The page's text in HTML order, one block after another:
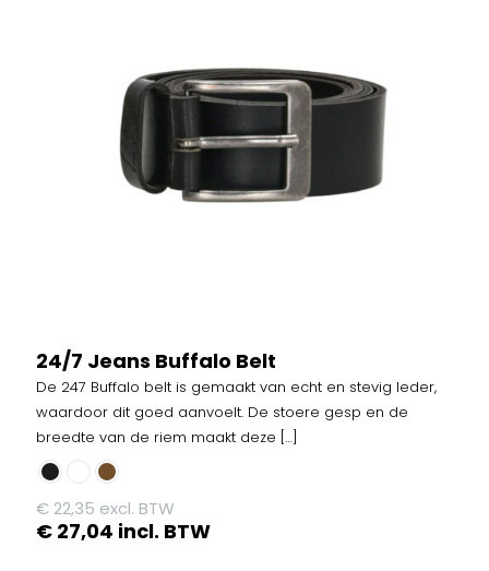
24/7 Jeans Buffalo Belt
De 247 Buffalo belt is gemaakt van echt en stevig leder,
waardoor dit goed aanvoelt. De stoere gesp en de
breedte van de riem maakt deze […]
€ 22,35 excl. BTW
€ 27,04 incl. BTW